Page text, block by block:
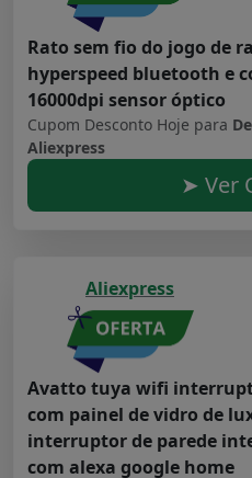
Rato sem fio do jogo de
hyperspeed bluetooth e
16000dpi sensor óptico
Cupom Desconto Hoje para
Aliexpress
➤ Ver
Aliexpress
Avatto tuya wifi
com painel de vidro de
interruptor de parede
com alexa google home